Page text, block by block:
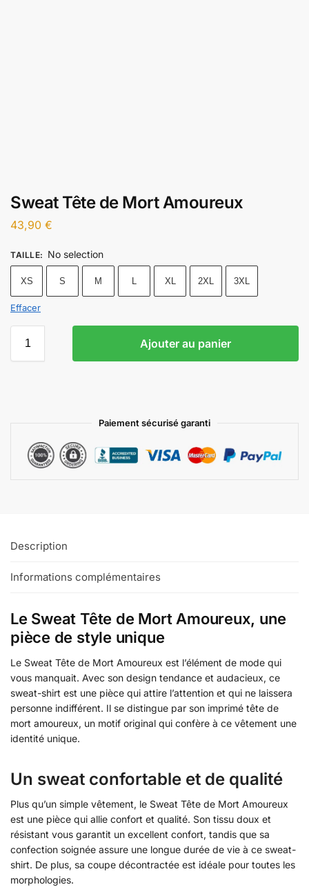
Sweat Tête de Mort Amoureux
43,90 €
TAILLE: No selection
XS S M L XL 2XL 3XL
Effacer
Ajouter au panier
Paiement sécurisé garanti
Description
Informations complémentaires
Le Sweat Tête de Mort Amoureux, une
pièce de style unique
Le Sweat Tête de Mort Amoureux est l’élément de mode qui
vous manquait. Avec son design tendance et audacieux, ce
sweat-shirt est une pièce qui attire l’attention et qui ne laissera
personne indifférent. Il se distingue par son imprimé tête de
mort amoureux, un motif original qui confère à ce vêtement une
identité unique.
Un sweat confortable et de qualité
Plus qu’un simple vêtement, le Sweat Tête de Mort Amoureux
est une pièce qui allie confort et qualité. Son tissu doux et
résistant vous garantit un excellent confort, tandis que sa
confection soignée assure une longue durée de vie à ce sweat-
shirt. De plus, sa coupe décontractée est idéale pour toutes les
morphologies.